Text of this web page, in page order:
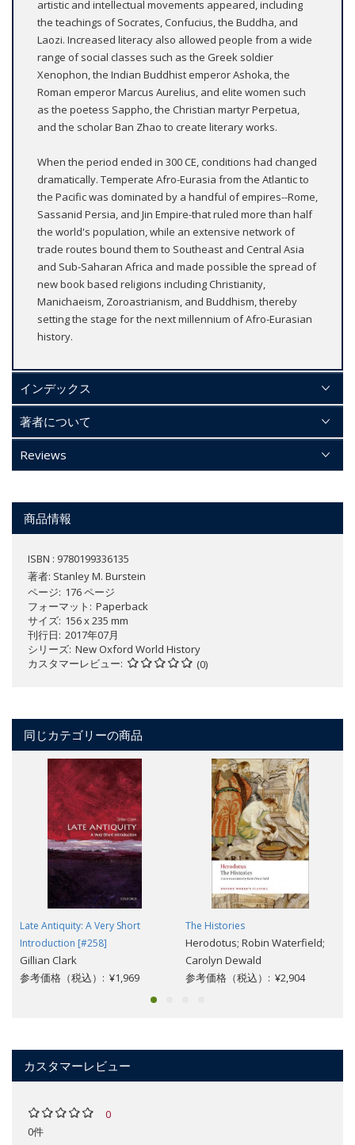
artistic and intellectual movements appeared, including
the teachings of Socrates, Confucius, the Buddha, and
Laozi. Increased literacy also allowed people from a wide
range of social classes such as the Greek soldier
Xenophon, the Indian Buddhist emperor Ashoka, the
Roman emperor Marcus Aurelius, and elite women such
as the poetess Sappho, the Christian martyr Perpetua,
and the scholar Ban Zhao to create literary works.
When the period ended in 300 CE, conditions had changed
dramatically. Temperate Afro-Eurasia from the Atlantic to
the Pacific was dominated by a handful of empires--Rome,
Sassanid Persia, and Jin Empire-that ruled more than half
the world's population, while an extensive network of
trade routes bound them to Southeast and Central Asia
and Sub-Saharan Africa and made possible the spread of
new book based religions including Christianity,
Manichaeism, Zoroastrianism, and Buddhism, thereby
setting the stage for the next millennium of Afro-Eurasian
history.
インデックス
著者について
Reviews
商品情報
ISBN : 9780199336135
著者: Stanley M. Burstein
ページ 176 ページ
フォーマット
Paperback
サイズ 156 x 235 mm
刊行日 2017年07月
シリーズ New Oxford World History
カスタマーレビュー
(0)
同じカテゴリーの商品
Late Antiquity: A Very Short
Introduction [#258]
Gillian Clark
参考価格（税込）: ¥1,969
The Histories
Herodotus; Robin Waterfield;
Carolyn Dewald
参考価格（税込）: ¥2,904
カスタマーレビュー
0
0件